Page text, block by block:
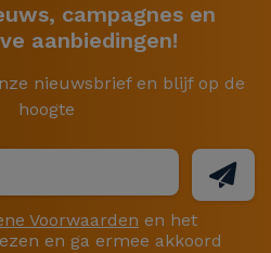
campagnes en
aanbiedingen!
nieuwsbrief en blijf op de
hoogte
Voorwaarden en het
en ga ermee akkoord